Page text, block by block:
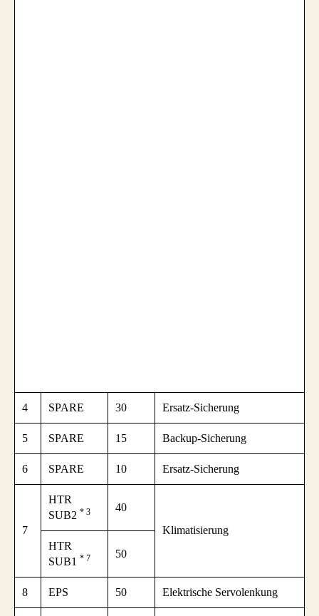
4 SPARE 30 Ersatz-Sicherung
5 SPARE 15 Backup-Sicherung
6 SPARE 10 Ersatz-Sicherung
7
HTR
SUB2 * 3
40
Klimatisierung
HTR
SUB1 * 7 50
8 EPS 50 Elektrische Servolenkung